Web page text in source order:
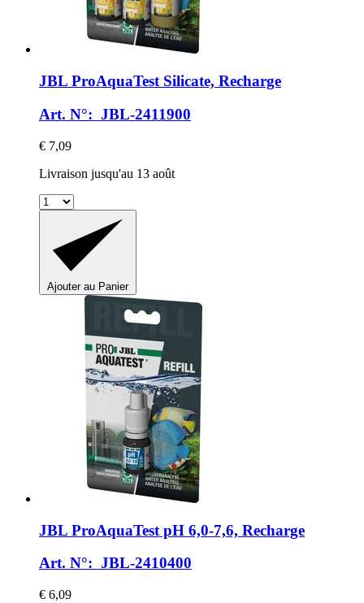
JBL ProAquaTest Silicate, Recharge
Art. N°: JBL-2411900
€ 7,09
Livraison jusqu'au 13 août
Ajouter au Panier
JBL ProAquaTest pH 6,0-​7,6, Recharge
Art. N°: JBL-2410400
€ 6,09